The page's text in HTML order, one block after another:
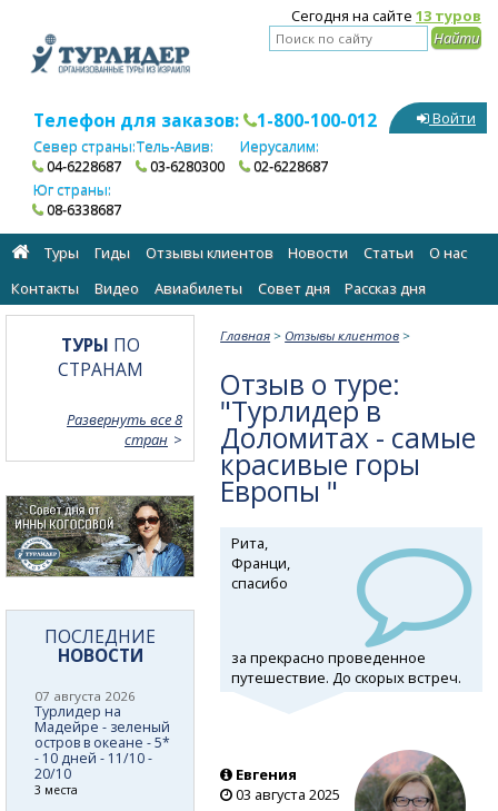
Сегодня на сайте 13 туров
Телефон для заказов: 1-800-100-012
Север страны:
04-6228687
Тель-Авив:
03-6280300
Иерусалим:
02-6228687
Юг страны:
08-6338687
Войти
Туры Гиды Отзывы клиентов Новости Статьи
О нас
Контакты
Видео Авиабилеты Cовет дня Рассказ дня
Главная > Отзывы клиентов >
Отзыв о туре:
"Турлидер в
Доломитах - самые
красивые горы
Европы "
Рита,
Франци,
спасибо
за прекрасно проведенное
путешествие. До скорых встреч.
Евгения
03 августа 2025
ТУРЫ ПО
СТРАНАМ
Развернуть все 8
стран
ПОСЛЕДНИЕ
НОВОСТИ
07 августа 2026
Турлидер на
Мадейре - зеленый
остров в океане - 5*
- 10 дней - 11/10 -
20/10
3 места